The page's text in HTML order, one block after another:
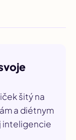
šitý na
a diétnym
inteligencie